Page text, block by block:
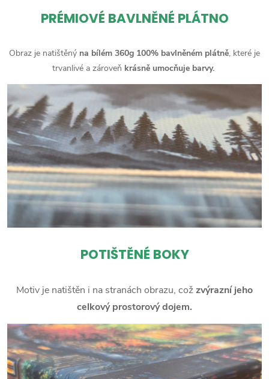
PRÉMIOVÉ BAVLNĚNÉ PLÁTNO
Obraz je natištěný na bílém 360g 100% bavlněném plátně, které je
trvanlivé a zároveň krásně umocňuje barvy.
POTIŠTĚNÉ BOKY
Motiv je natištěn i na stranách obrazu, cožzvýrazní jeho
celkový prostorový dojem.